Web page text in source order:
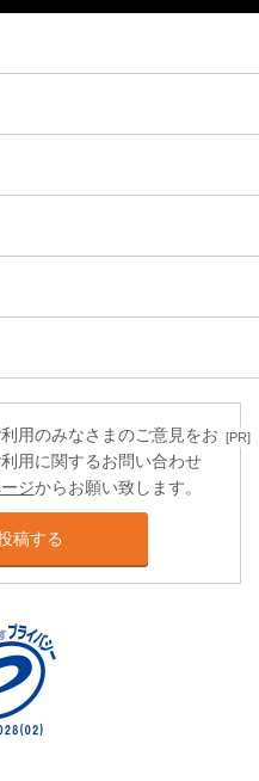
[PR]
用のみなさまのご意見をお
用に関するお問い合わせ
ジからお願い致します。
稿する